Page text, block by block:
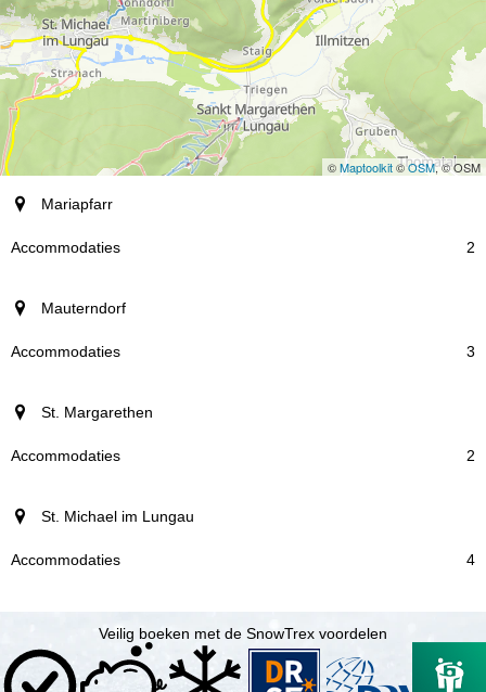
©Maptoolkit©OSM, © OSM
plaats
Accommodaties
Mariapfarr
2
Mauterndorf
3
St. Margarethen
2
St. Michael im Lungau
4
Veilig boeken met de SnowTrex voordelen